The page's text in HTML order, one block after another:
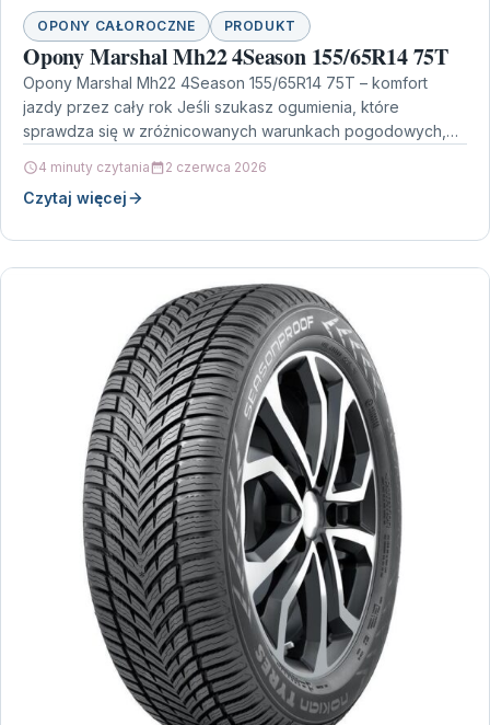
OPONY CAŁOROCZNE PRODUKT
Opony Marshal Mh22 4Season 155/65R14 75T
Opony Marshal Mh22 4Season 155/65R14 75T – komfort
jazdy przez cały rok Jeśli szukasz ogumienia, które
sprawdza się w zróżnicowanych warunkach pogodowych,
4 minuty czytania 2 czerwca 2026
Czytaj więcej